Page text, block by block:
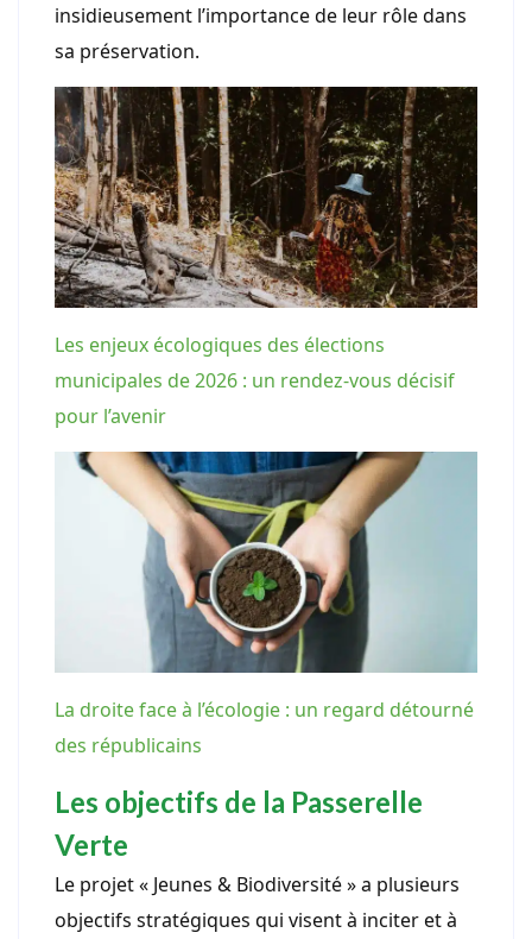
insidieusement l’importance de leur rôle dans
sa préservation.
Les enjeux écologiques des élections
municipales de 2026 : un rendez-vous décisif
pour l’avenir
La droite face à l’écologie : un regard détourné
des républicains
Les objectifs de la Passerelle
Verte
Le projet « Jeunes & Biodiversité » a plusieurs
objectifs stratégiques qui visent à inciter et à